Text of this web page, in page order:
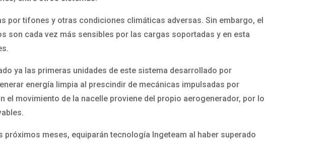
por tifones y otras condiciones climáticas adversas. Sin embargo, el
son cada vez más sensibles por las cargas soportadas y en esta
ya las primeras unidades de este sistema desarrollado por
energía limpia al prescindir de mecánicas impulsadas por
movimiento de la nacelle proviene del propio aerogenerador, por lo
meses, equiparán tecnología Ingeteam al haber superado